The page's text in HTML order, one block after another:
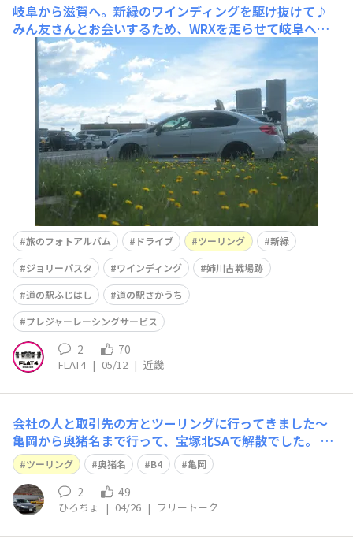
岐阜から滋賀へ。新緑のワインディングを駆け抜けて♪
みん友さんとお会いするため、WRXを走らせて岐阜へと
向かいました。​まずは大津SAにて休憩。GW明けの土曜日
ということもあってか、名神高速は思いのほか空いてお
り、スムーズな滑り出しです。​2. 大津SAから望む琵琶湖
も、雲一つない晴天に恵まれて実に鮮やかでした。3. 道
中の黒丸PAでは、セブンイレ
旅のフォトアルバム ドライブ ツーリング
新緑
ジョリーパスタ
ワインディング
姉川古戦場跡
道の駅ふじはし
道の駅さかうち
プレジャーレーシングサービス
2 70
FLAT4 | 05/12 | 近畿
会社の人と取引先の方とツーリングに行ってきました〜
亀岡から奥猪名まで行って、宝塚北SAで解散でした。 関
西なので、ホンダ車乗りが多く面白かったです！ 昼は牛
屋たなかという所にいき、ヒレカツ定食食べました〜めち
ゃくちゃ美味し！ ちなみに僕のB4の隣にいるFL5は僕の
上司の車です！ FL5だけイカつい
ツーリング 奥猪名 B4 亀岡
2 49
ひろちょ | 04/26 | フリートーク